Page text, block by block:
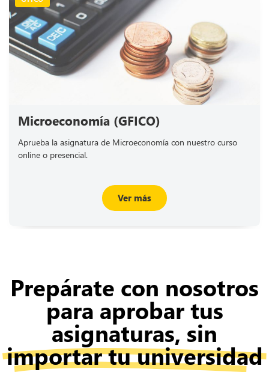
Microeconomía (GFICO)
Aprueba la asignatura de Microeconomía con nuestro curso
online o presencial.
Ver más
Prepárate con nosotros
para aprobar tus
asignaturas, sin
importar tu universidad